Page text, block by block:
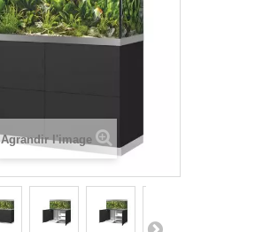
Agrandir l'image